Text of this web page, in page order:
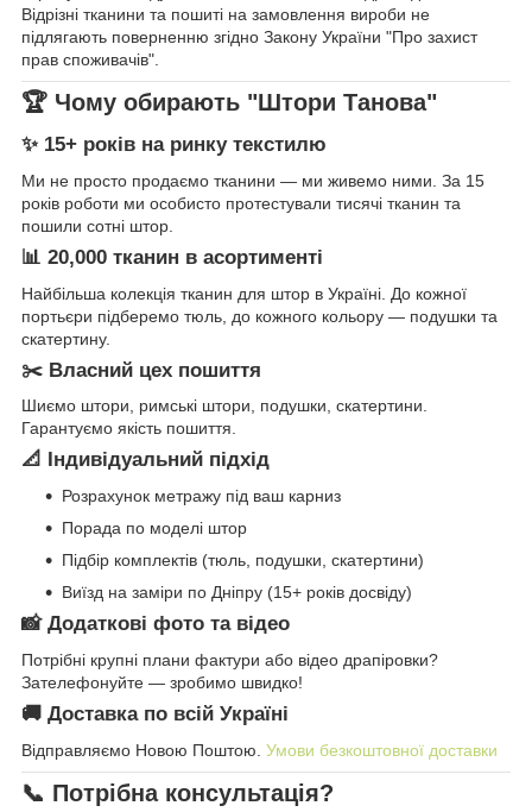
Відрізні тканини та пошиті на замовлення вироби не
підлягають поверненню згідно Закону України "Про захист
прав споживачів".
🏆 Чому обирають "Штори Танова"
✨ 15+ років на ринку текстилю
Ми не просто продаємо тканини — ми живемо ними. За 15
років роботи ми особисто протестували тисячі тканин та
пошили сотні штор.
📊 20,000 тканин в асортименті
Найбільша колекція тканин для штор в Україні. До кожної
портьєри підберемо тюль, до кожного кольору — подушки та
скатертину.
✂️ Власний цех пошиття
Шиємо штори, римські штори, подушки, скатертини.
Гарантуємо якість пошиття.
📐 Індивідуальний підхід
Розрахунок метражу під ваш карниз
Порада по моделі штор
Підбір комплектів (тюль, подушки, скатертини)
Виїзд на заміри по Дніпру (15+ років досвіду)
📸 Додаткові фото та відео
Потрібні крупні плани фактури або відео драпіровки?
Зателефонуйте — зробимо швидко!
🚚 Доставка по всій Україні
Відправляємо Новою Поштою. Умови безкоштовної доставки
📞 Потрібна консультація?